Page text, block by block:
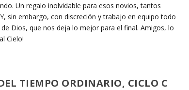
Un regalo inolvidable para esos novios, tantos
sin embargo, con discreción y trabajo en equipo todo
Dios, que nos deja lo mejor para el final. Amigos, lo
Cielo!
TIEMPO ORDINARIO, CICLO C